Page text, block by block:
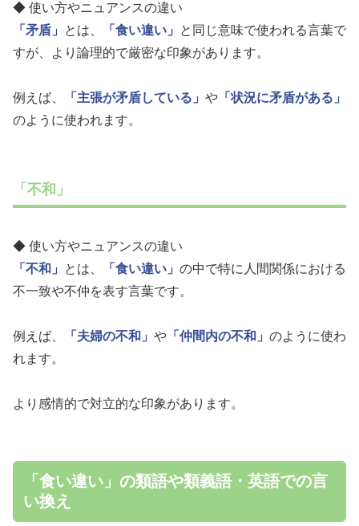
◆ 使い方やニュアンスの違い
「矛盾」
とは、 「食い違い」
と同じ意味で使われる言葉で
すが、より論理的で厳密な印象があります。
例えば、 「主張が矛盾している」 や 「状況に矛盾がある」
のように使われます。
「不和」
◆ 使い方やニュアンスの違い
「不和」
とは、 「食い違い」 の中で特に人間関係における
不一致や不仲を表す言葉です。
例えば、 「夫婦の不和」 や 「仲間内の不和」 のように使わ
れます。
より感情的で対立的な印象があります。
「食い違い」の類語や類義語・英語での言
い換え